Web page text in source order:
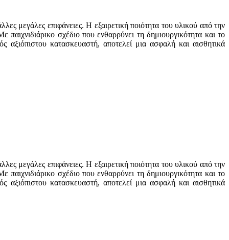
μεγάλες επιφάνειες. Η εξαιρετική ποιότητα του υλικού από την
σχέδιο που ενθαρρύνει τη δημιουργικότητα και το
αξιόπιστου κατασκευαστή, αποτελεί μια ασφαλή και αισθητικά
μεγάλες επιφάνειες. Η εξαιρετική ποιότητα του υλικού από την
σχέδιο που ενθαρρύνει τη δημιουργικότητα και το
αξιόπιστου κατασκευαστή, αποτελεί μια ασφαλή και αισθητικά